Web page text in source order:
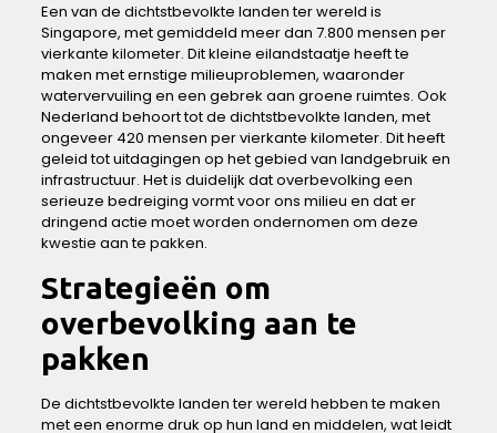
Een ‍van de dichtstbevolkte landen ter wereld ⁣is
Singapore,‌ met gemiddeld meer⁢ dan 7.800 mensen‌ per
vierkante kilometer. Dit kleine eilandstaatje heeft te
maken met ‍ernstige milieuproblemen, waaronder
watervervuiling⁤ en een gebrek aan groene ruimtes. ⁤Ook
Nederland behoort tot de dichtstbevolkte landen, met
⁢ongeveer 420 mensen per vierkante⁣ kilometer. Dit heeft
geleid tot uitdagingen op‍ het gebied van landgebruik en
infrastructuur. Het is duidelijk dat overbevolking een
serieuze bedreiging vormt voor ‌ons milieu en dat er
⁢dringend actie moet worden ondernomen​ om ⁣deze ​
kwestie aan ⁤te pakken.
Strategieën om
overbevolking⁣ aan te
pakken
De⁢ dichtstbevolkte landen ter ⁣wereld hebben te maken⁣
met⁤ een enorme druk op hun‌ land en middelen, wat leidt